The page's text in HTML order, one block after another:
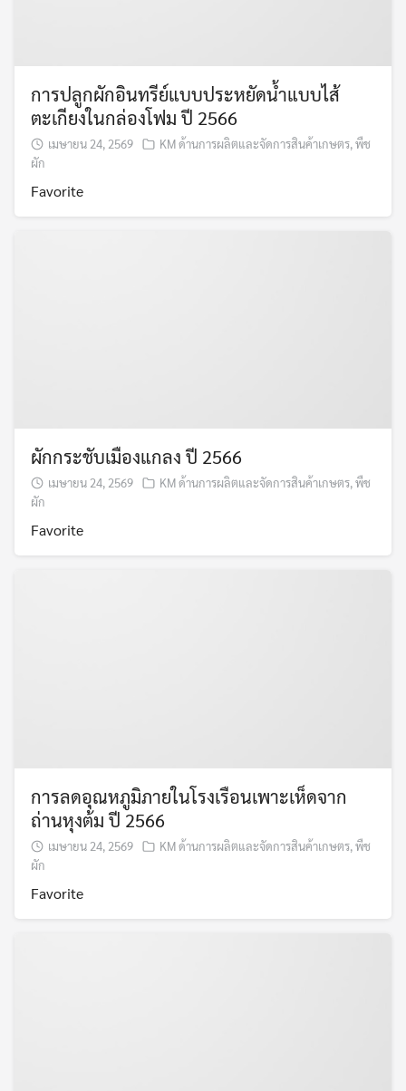
การปลูกผักอินทรีย์แบบประหยัดน้ําแบบไส้
ตะเกียงในกล่องโฟม ปี 2566
เมษายน 24, 2569 KM ด้านการผลิตและจัดการสินค้าเกษตร,พืช
ผัก
Favorite
ผักกระชับเมืองแกลง ปี 2566
เมษายน 24, 2569 KM ด้านการผลิตและจัดการสินค้าเกษตร,พืช
ผัก
Favorite
การลดอุณหภูมิภายในโรงเรือนเพาะเห็ดจาก
ถ่านหุงต้ม ปี 2566
เมษายน 24, 2569 KM ด้านการผลิตและจัดการสินค้าเกษตร,พืช
ผัก
Favorite